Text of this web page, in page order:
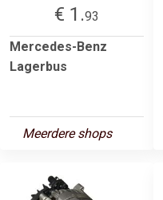
€ 1.93
Mercedes-Benz
Lagerbus
Meerdere shops